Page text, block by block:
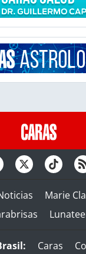
Marie
Caras